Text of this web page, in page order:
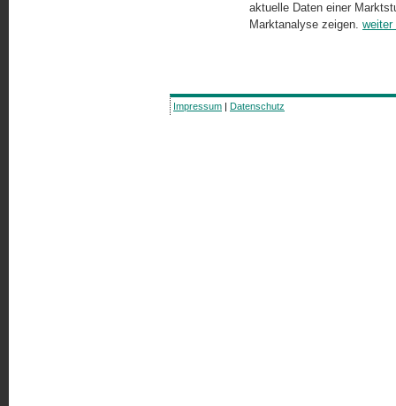
aktuelle Daten einer
Marktanalyse zeigen. weiter
Impressum | Datenschutz